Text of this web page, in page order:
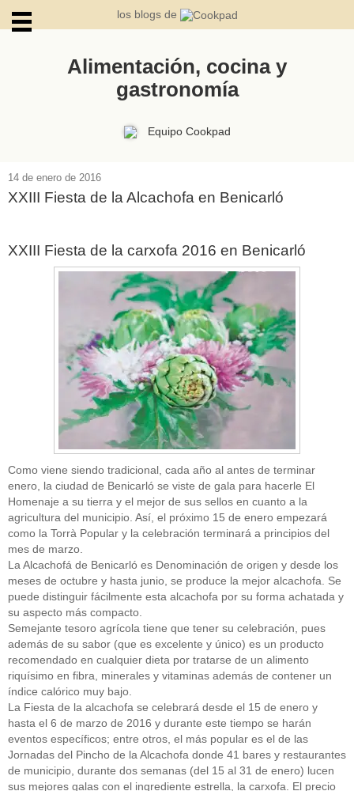
los blogs de
Alimentación, cocina y
gastronomía
Equipo Cookpad
14 de enero de 2016
XXIII Fiesta de la Alcachofa en Benicarló
XXIII Fiesta de la carxofa 2016 en Benicarló
Como viene siendo tradicional, cada año al antes de terminar
enero, la ciudad de Benicarló se viste de gala para hacerle El
Homenaje a su tierra y el mejor de sus sellos en cuanto a la
agricultura del municipio. Así, el próximo 15 de enero empezará
como la Torrà Popular y la celebración terminará a principios del
mes de marzo.
La Alcachofá de Benicarló es Denominación de origen y desde los
meses de octubre y hasta junio, se produce la mejor alcachofa. Se
puede distinguir fácilmente esta alcachofa por su forma achatada y
su aspecto más compacto.
Semejante tesoro agrícola tiene que tener su celebración, pues
además de su sabor (que es excelente y único) es un producto
recomendado en cualquier dieta por tratarse de un alimento
riquísimo en fibra, minerales y vitaminas además de contener un
índice calórico muy bajo.
La Fiesta de la alcachofa se celebrará desde el 15 de enero y
hasta el 6 de marzo de 2016 y durante este tiempo se harán
eventos específicos; entre otros, el más popular es el de las
Jornadas del Pincho de la Alcachofa donde 41 bares y restaurantes
de municipio, durante dos semanas (del 15 al 31 de enero) lucen
sus mejores galas con el ingrediente estrella, la carxofa. El precio